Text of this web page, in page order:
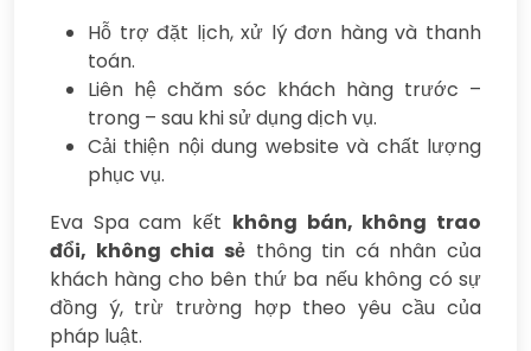
Hỗ trợ đặt lịch, xử lý đơn hàng và thanh
toán.
Liên hệ chăm sóc khách hàng trước –
trong – sau khi sử dụng dịch vụ.
Cải thiện nội dung website và chất lượng
phục vụ.
Eva Spa cam kết không bán, không trao
đổi, không chia sẻthông tin cá nhân của
khách hàng cho bên thứ ba nếu không có sự
đồng ý, trừ trường hợp theo yêu cầu của
pháp luật.